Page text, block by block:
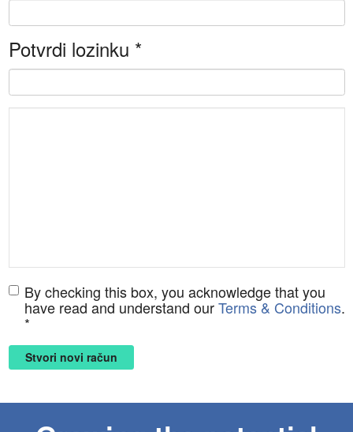
Potvrdi lozinku *
By checking this box, you acknowledge that you
have read and understand ourTerms & Conditions.
*
Stvori novi račun